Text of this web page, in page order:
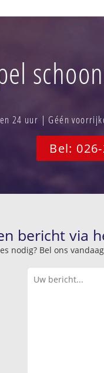
24 uur | Géén
Bel:
bericht via
nodig? Bel ons